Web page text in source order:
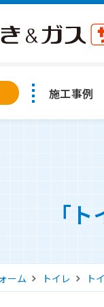
施工事例
「
ーム トイレ ト